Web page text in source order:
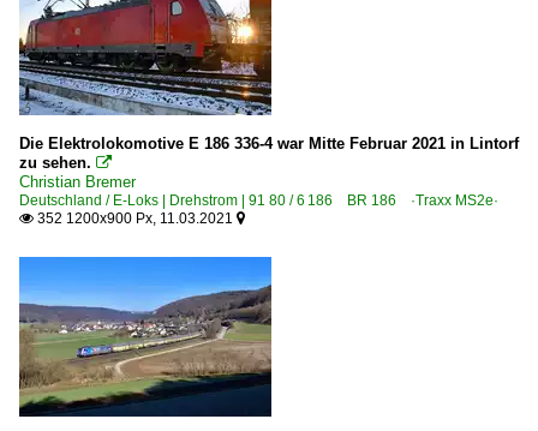
Die Elektrolokomotive E 186 336-4 war Mitte Februar 2021 in Lintorf
zu sehen. 
Christian Bremer
Deutschland / E-Loks | Drehstrom | 91 80 / 6 186 BR 186 ·Traxx MS2e·
 352 1200x900 Px, 11.03.2021 